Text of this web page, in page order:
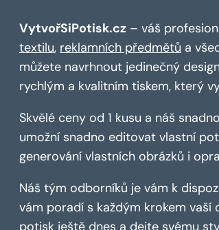
VytvořSiPotisk.cz – váš
textilu, reklamních předmětů a
můžete navrhnout jedinečný
rychlým a kvalitním tiskem, který
Skvělé ceny od 1 kusu a náš
umožní snadno editovat vlastní
generování vlastních obrázků i
Náš tým odborníků je vám k
vám poradí s každým krokem
potisk ještě dnes a dejte svému